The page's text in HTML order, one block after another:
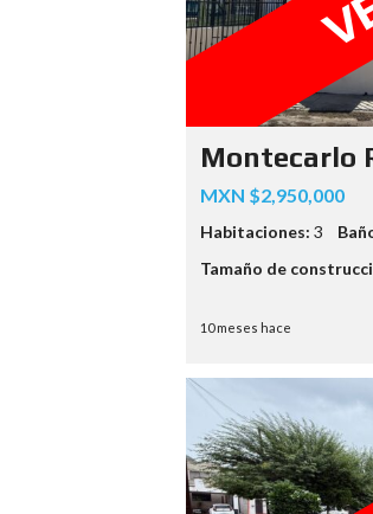
Montecarlo
MXN $2,950,000
Habitaciones: 3
Tamaño de
10 meses hace